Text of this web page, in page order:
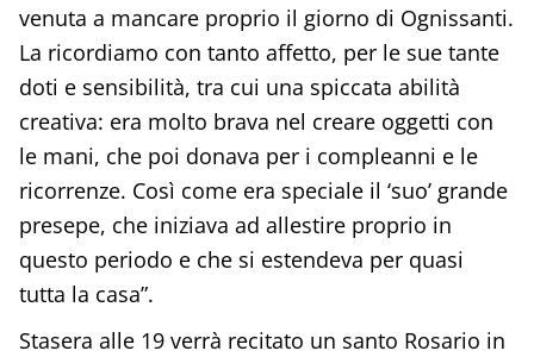
venuta a mancare proprio il giorno di Ognissanti.
La ricordiamo con tanto affetto, per le sue tante
doti e sensibilità, tra cui una spiccata abilità
creativa: era molto brava nel creare oggetti con
le mani, che poi donava per i compleanni e le
ricorrenze. Così come era speciale il ‘suo’ grande
presepe, che iniziava ad allestire proprio in
questo periodo e che si estendeva per quasi
tutta la casa”.
Stasera alle 19 verrà recitato un santo Rosario in